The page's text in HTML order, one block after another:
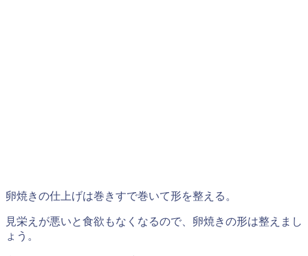
卵焼きの仕上げは巻きすで巻いて形を整える。
見栄えが悪いと食欲もなくなるので、卵焼きの形は整えまし
ょう。